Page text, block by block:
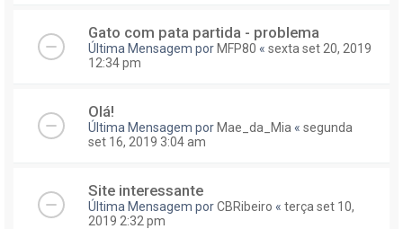
Gato com pata partida - problema
Última Mensagem por MFP80 « sexta set 20, 2019
12:34 pm
Olá!
Última Mensagem por Mae_da_Mia « segunda
set 16, 2019 3:04 am
Site interessante
Última Mensagem porCBRibeiro « terça set 10,
2019 2:32 pm